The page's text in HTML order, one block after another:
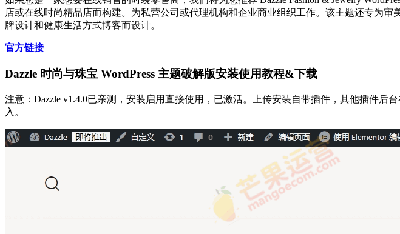
店或在线时尚精品店而构建。为私营公司或代理机构和企业商业组织工作。该主题还专为
牌设计和健康生活方式博客而设计。
官方链接
Dazzle 时尚与珠宝 WordPress 主题破解版安装使用教程&下载
注意：Dazzle v1.4.0已亲测，安装启用直接使用，已激活。上传安装自带插件，其他插件后
入。